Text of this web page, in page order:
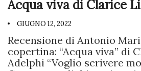
Acqua viva di Clarice
GIUGNO 12, 2022
Recensione di Antonio
copertina: “Acqua viva” di
Adelphi “Voglio scrivere